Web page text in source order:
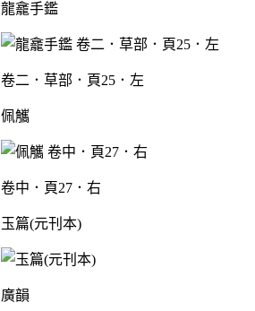
龍龕手鑑
卷二．草部．頁25．左
佩觿
卷中．頁27．右
玉篇(元刊本)
廣韻